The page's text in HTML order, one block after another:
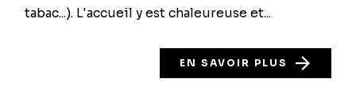
tabac...). L'accueil y est chaleureuse et...
EN SAVOIR PLUS